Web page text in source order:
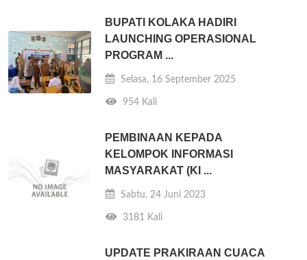
BUPATI KOLAKA HADIRI
LAUNCHING OPERASIONAL
PROGRAM ...
Selasa, 16 September 2025
954 Kali
PEMBINAAN KEPADA
KELOMPOK INFORMASI
MASYARAKAT (KI ...
Sabtu, 24 Juni 2023
3181 Kali
UPDATE PRAKIRAAN CUACA